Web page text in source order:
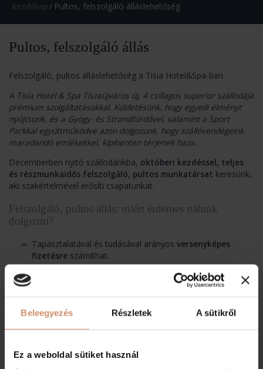
Beleegyezés Részletek A sütikről
Ez a weboldal sütiket használ
/ Pultos, felszolgáló álláslehetőség
Pultos, felszolgáló állás
Felszolgáló, pultos álláslehetőség a Tisia Hotel&Spa-ban
A Tisia Hotel & Spa Tiszaújváros új, 4 csillagos superior szállodája
prémium szolgáltatásokkal. Küldetésünk, hogy egyedi élményt
nyújtsunk, és a Gyógy- és Strandfürdővel, valamint a Sport
Parkkal együttműködve azon dolgozunk, hogy szállóvendégeink
maradandó emlékekkel, kipihenten térjenek haza.
Decemberben nyitó szállodánkba, októberi kezdéssel, teljes
és részmunkaidős felszolgáló, pultos munkatársat keresünk,
aki szakértelmével erősíti csapatunkat.
Felszolgáló, pultos állás: miért érdemes nálunk
dolgozni?
Tapasztalatával és tudásával arányos versenyképes
fizetésre számíthat.
; nem gond, ha van
szakképesítése, de még nem rendelkezik tapasztalattal.
Nálunkvan lehetősége a fejlődésre, amelyben a szálloda
vezetőségének támogatására is számíthat.
Kiváló,4 csillagos superior szállodai
Korrekt munkafeltételekmellett számítunk